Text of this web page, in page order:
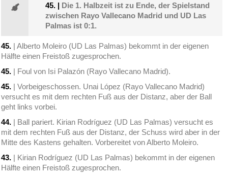
45. | Die 1. Halbzeit ist zu Ende, der Spielstand
zwischen Rayo Vallecano Madrid und UD Las
Palmas ist 0:1.
45. | Alberto Moleiro (UD Las Palmas) bekommt in der eigenen
Hälfte einen Freistoß zugesprochen.
45. | Foul von Isi Palazón (Rayo Vallecano Madrid).
45. | Vorbeigeschossen. Unai López (Rayo Vallecano Madrid)
versucht es mit dem rechten Fuß aus der Distanz, aber der Ball
geht links vorbei.
44. | Ball pariert. Kirian Rodríguez (UD Las Palmas) versucht es
mit dem rechten Fuß aus der Distanz, der Schuss wird aber in der
Mitte des Kastens gehalten. Vorbereitet von Alberto Moleiro.
43. | Kirian Rodríguez (UD Las Palmas) bekommt in der eigenen
Hälfte einen Freistoß zugesprochen.